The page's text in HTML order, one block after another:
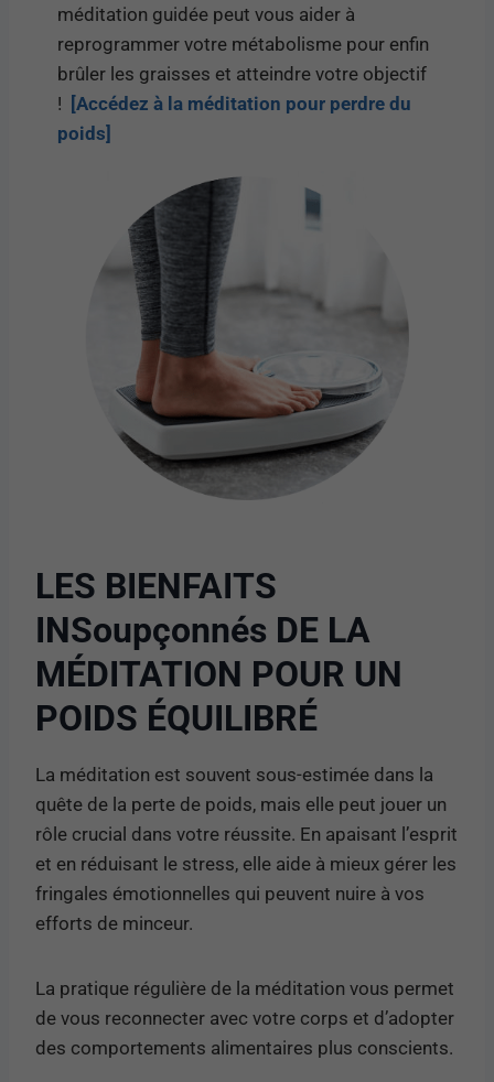
méditation guidée peut vous aider à
reprogrammer votre métabolisme pour enfin
brûler les graisses et atteindre votre objectif
! [Accédez à la méditation pour perdre du
poids]
LES BIENFAITS
INSoupçonnés DE LA
MÉDITATION POUR UN
POIDS ÉQUILIBRÉ
La méditation est souvent sous-estimée dans la
quête de la perte de poids, mais elle peut jouer un
rôle crucial dans votre réussite. En apaisant l’esprit
et en réduisant le stress, elle aide à mieux gérer les
fringales émotionnelles qui peuvent nuire à vos
efforts de minceur.
La pratique régulière de la méditation vous permet
de vous reconnecter avec votre corps et d’adopter
des comportements alimentaires plus conscients.